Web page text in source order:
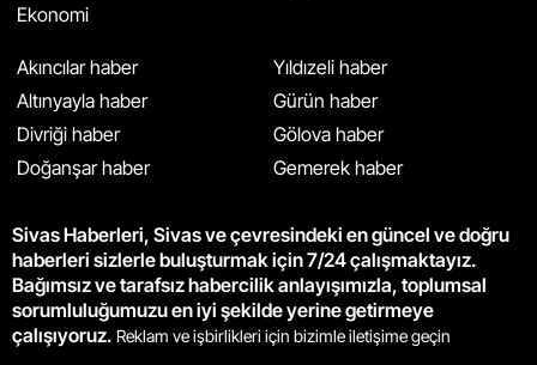
Ekonomi
Akıncılar haber
Altınyayla haber
Divriği haber
Doğanşar haber
Yıldızeli haber
Gürün haber
Gölova haber
Gemerek haber
Sivas Haberleri, Sivas ve çevresindeki en güncel ve doğru
haberleri sizlerle buluşturmak için 7/24 çalışmaktayız.
Bağımsız ve tarafsız habercilik anlayışımızla, toplumsal
sorumluluğumuzu en iyi şekilde yerine getirmeye
çalışıyoruz. Reklam ve işbirlikleri için bizimle iletişime geçin